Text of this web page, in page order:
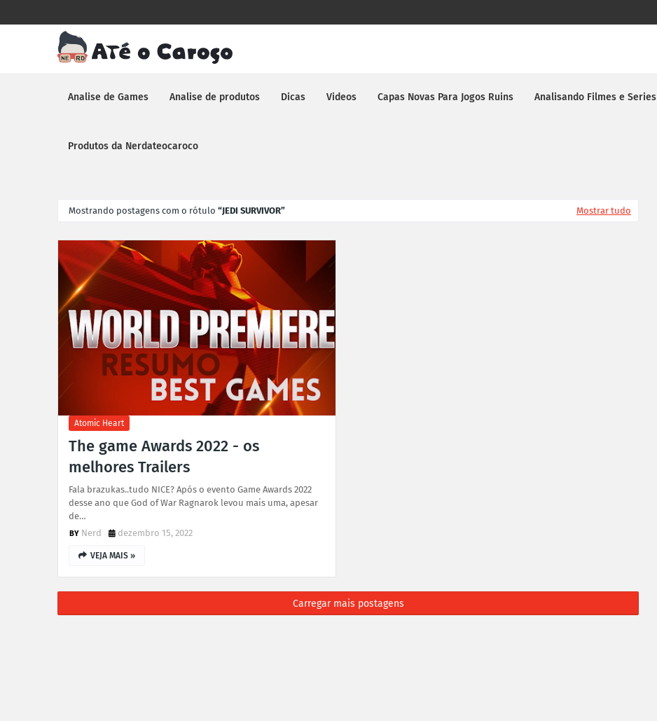
Analise de Games Analise de produtos Dicas Videos Capas Novas Para Jogos Ruins Analisando Filmes e Series
Produtos da Nerdateocaroco
Mostrando postagens com o rótulo JEDI SURVIVOR Mostrar tudo
Atomic Heart
The game Awards 2022 - os
melhores Trailers
Fala brazukas..tudo NICE? Após o evento Game Awards 2022
desse ano que God of War Ragnarok levou mais uma, apesar
de…
Nerd
dezembro 15, 2022
VEJA MAIS »
Carregar mais postagens